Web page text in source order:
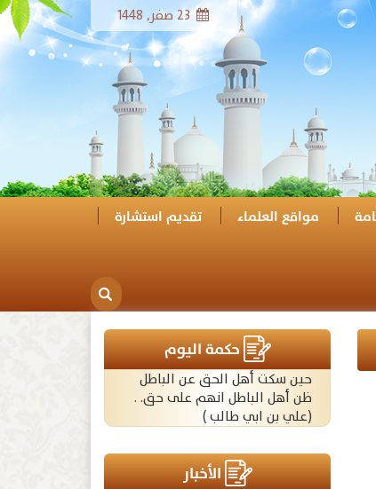
23 صفر, 1448
مواقع العلماء
تقديم استشارة
حكمة اليوم
حين سكت أهل الحق عن الباطل
ظن أهل الباطل انهم على حق. .
(علي بن ابي طالب )
الأخبار